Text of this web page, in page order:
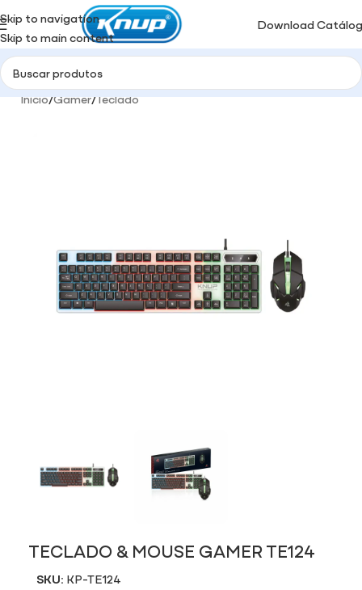
Skip to navigation
Skip to main content
Download
Início/Gamer/Teclado
TECLADO & MOUSE GAMER TE124
SKU: KP-TE124